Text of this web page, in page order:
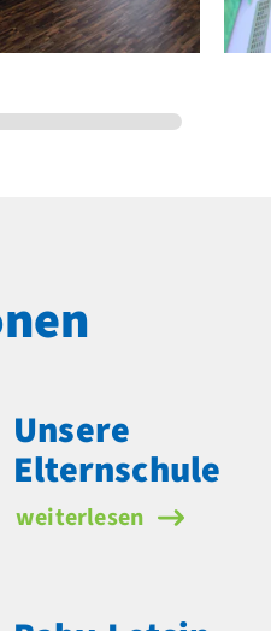
Unsere
Elternschule
Unsere Elternschule
weiterlesen